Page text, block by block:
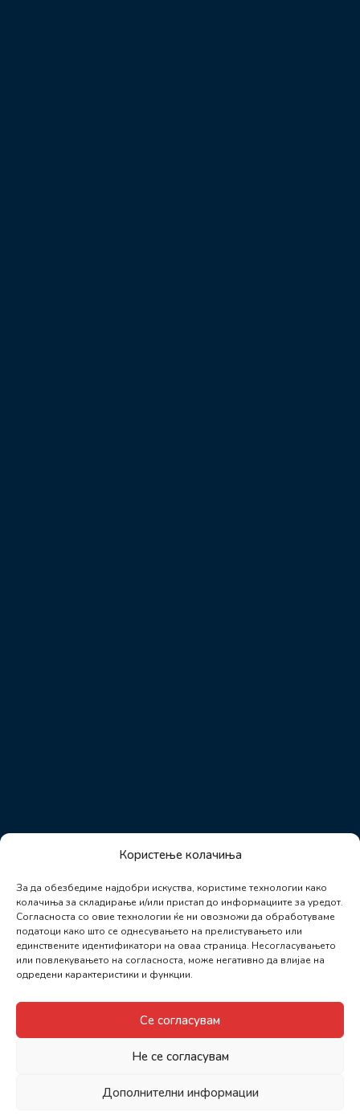
Користење колачиња
За да обезбедиме најдобри искуства, користиме технологии како
колачиња за складирање и/или пристап до информациите за уредот.
Согласноста со овие технологии ќе ни овозможи да обработуваме
податоци како што се однесувањето на прелистувањето или
единствените идентификатори на оваа страница. Несогласувањето
или повлекувањето на согласноста, може негативно да влијае на
одредени карактеристики и функции.
Се согласувам
Не се согласувам
Дополнителни информации